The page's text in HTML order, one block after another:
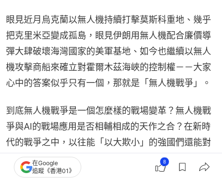
眼見近月烏克蘭以無人機持續打擊莫斯科重地、幾乎
把克里米亞變成孤島，眼見伊朗用無人機配合廉價導
彈大肆破壞海灣國家的美軍基地、如今也繼續以無人
機攻擊商船來確立對霍爾木茲海峽的控制權－－大家
心中的答案似乎只有一個，那就是「無人機戰爭」。
到底無人機戰爭是一個怎麼樣的戰場變革？無人機戰
爭與AI的戰場應用是否相輔相成的天作之合？在新時
代的戰爭之中，以往能「以大欺小」的強國們還能對
他們最終的戰勝抱有合理的期望嗎？
在Google
追蹤《香港01》
8